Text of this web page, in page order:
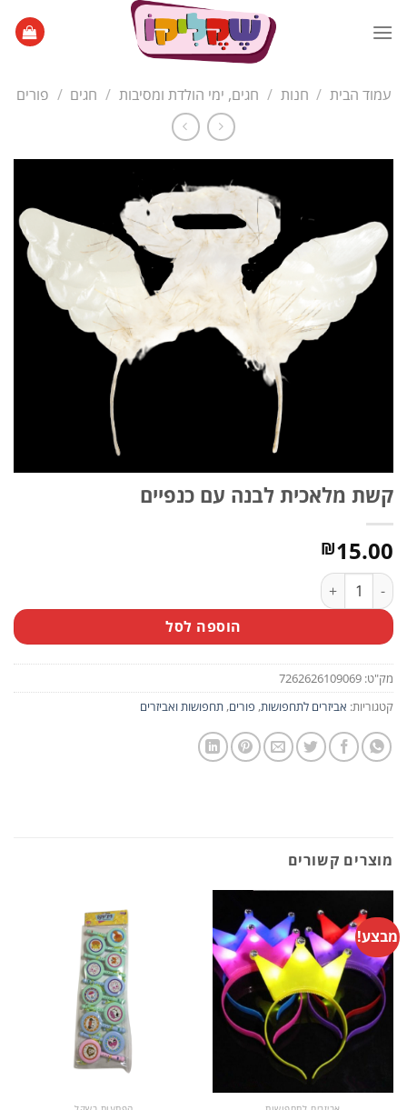
עמוד הבית / חנות / חגים, ימי הולדת ומסיבות / חגים / פורים
קשת מלאכית לבנה עם כנפיים
₪15.00
כמות של קשת מלאכית לבנה עם כנפיים
הוספה לסל
מק"ט: 7262626109069
קטגוריות: אביזרים לתחפושות, פורים, תחפושות ואביזרים
מוצרים קשורים
מבצע!